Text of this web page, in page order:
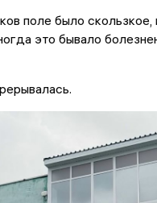
поле было скользкое,
это бывало